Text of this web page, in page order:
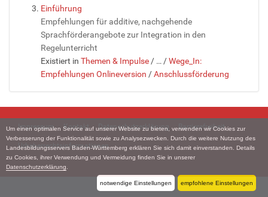
Um einen optimalen Service auf unserer Website zu bieten, verwenden wir Cookies zur
Verbesserung der Funktionalität sowie zu Analysezwecken. Durch die weitere Nutzung des
Landesbildungsservers Baden-Württemberg erklären Sie sich damit einverstanden. Details
zu Cookies, ihrer Verwendung und Vermeidung finden Sie in unserer
Datenschutzerklärung
notwendige Einstellungen empfohlene Einstellungen
Einführung
Empfehlungen für additive, nachgehende
Sprachförderangebote zur Integration in den
Regelunterricht
Existiert in Themen & Impulse / … /Wege_In:
Empfehlungen Onlineversion /Anschlussförderung
Impressum Kontakt Datenschutzerklärung Barrierefreiheit
Urheberrechtsinformationen